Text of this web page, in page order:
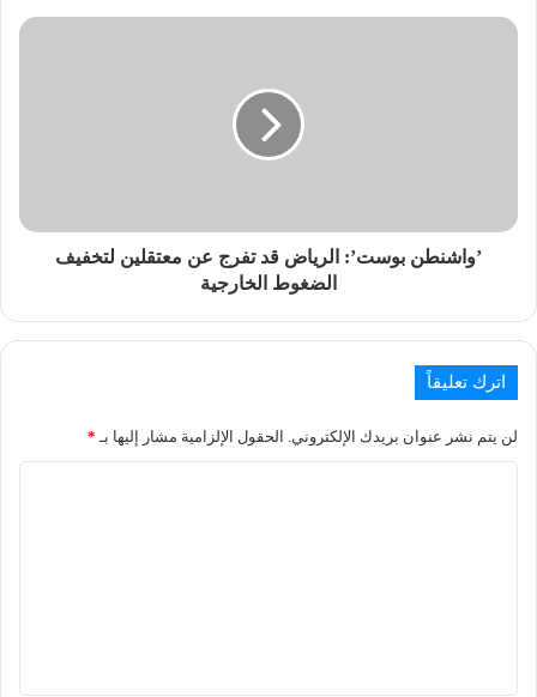
’واشنطن بوست’: الرياض قد تفرج عن معتقلين لتخفيف
الضغوط الخارجية
اترك تعليقاً
لن يتم نشر عنوان بريدك الإلكتروني. الحقول الإلزامية مشار إليها بـ *